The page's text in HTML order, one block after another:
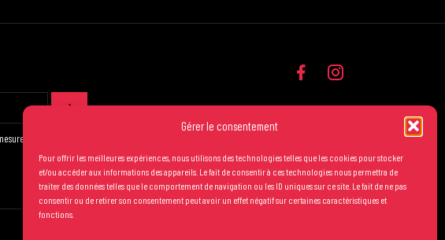
Gérer le consentement
Pour offrir les meilleures expériences, nous utilisons des technologies telles que les cookies pour stocker
et/ou accéder aux informations des appareils. Le fait de consentir à ces technologies nous permettra de
traiter des données telles que le comportement de navigation ou les ID uniques sur ce site. Le fait de ne pas
consentir ou de retirer son consentement peut avoir un effet négatif sur certaines caractéristiques et
fonctions.
l'ouverture des